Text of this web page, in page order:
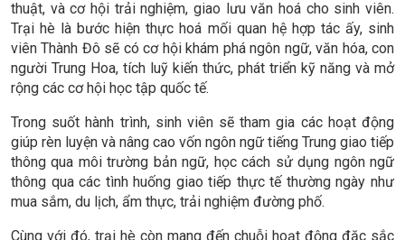
thuật, và cơ hội trải nghiệm, giao lưu văn hoá cho sinh viên.
Trại hè là bước hiện thực hoá mối quan hệ hợp tác ấy, sinh
viên Thành Đô sẽ có cơ hội khám phá ngôn ngữ, văn hóa, con
người Trung Hoa, tích luỹ kiến thức, phát triển kỹ năng và mở
rộng các cơ hội học tập quốc tế.
Trong suốt hành trình, sinh viên sẽ tham gia các hoạt động
giúp rèn luyện và nâng cao vốn ngôn ngữ tiếng Trung giao tiếp
thông qua môi trường bản ngữ, học cách sử dụng ngôn ngữ
thông qua các tình huống giao tiếp thực tế thường ngày như
mua sắm, du lịch, ẩm thực, trải nghiệm đường phố.
Cùng với đó, trại hè còn mang đến chuỗi hoạt động đặc sắc